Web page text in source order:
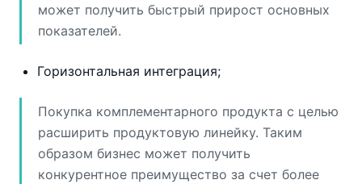
может получить быстрый прирост основных
показателей.
Горизонтальная интеграция;
Покупка комплементарного продукта с целью
расширить продуктовую линейку. Таким
образом бизнес может получить
конкурентное преимущество за счет более